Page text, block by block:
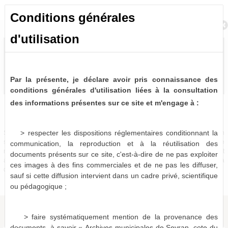
Bulletins et journaux municipaux de Sevran
Sources historiques précieuses, les bulletins et journaux municipaux de Sevran
sont désormais partiellement disponibles à la consultation virtuelle. Pour le
moment, seules les périodes 1963-1975, 1986-1987 et 1996-2001 sont
actuellement numérisées et consultables en ligne, le reste devant être mis à
disposition dans les mois qui viennent.
Conditions générales
d'utilisation
Par la présente, je déclare avoir pris connaissance des
conditions générales d'utilisation liées à la consultation
des informations présentes sur ce site et m'engage à :
> respecter les dispositions réglementaires conditionnant la
communication, la reproduction et à la réutilisation des
documents présents sur ce site, c'est-à-dire de ne pas exploiter
ces images à des fins commerciales et de ne pas les diffuser,
sauf si cette diffusion intervient dans un cadre privé, scientifique
ou pédagogique ;
> faire systématiquement mention de la provenance des